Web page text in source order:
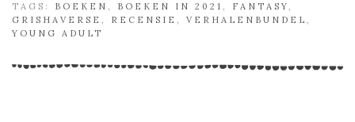
TAGS: BOEKEN , BOEKEN IN 2021 , FANTASY,
GRISHAVERSE , RECENSIE , VERHALENBUNDEL ,
YOUNG ADULT